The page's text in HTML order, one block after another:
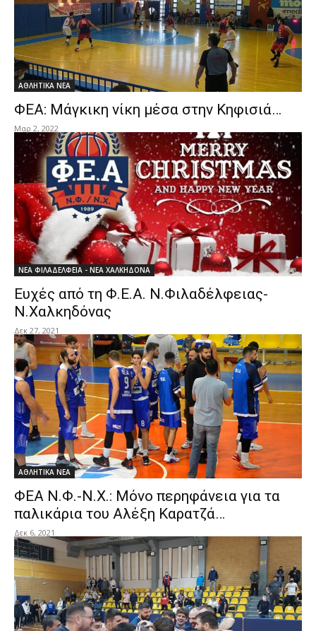
ΑΘΛΗΤΙΚΑ ΝΕΑ
ΦΕΑ: Μάγκικη νίκη μέσα στην Κηφισιά…
Μαρ 2, 2022
ΝΕΑ ΦΙΛΑΔΕΛΦΕΙΑ - ΝΕΑ ΧΑΛΚΗΔΟΝΑ
Ευχές από τη Φ.Ε.Α. Ν.Φιλαδέλφειας-
Ν.Χαλκηδόνας
Δεκ 27, 2021
ΑΘΛΗΤΙΚΑ ΝΕΑ
ΦΕΑ Ν.Φ.-Ν.Χ.: Μόνο περηφάνεια για τα
παλικάρια του Αλέξη Καρατζά…
Δεκ 6, 2021